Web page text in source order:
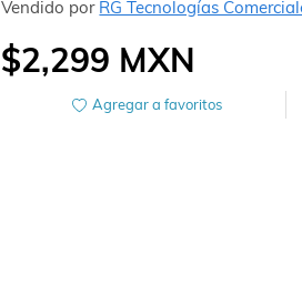
Vendido por RG Tecnologías
$2,299 MXN
Agregar a favoritos